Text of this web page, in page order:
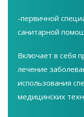
-первичной
санитарной
Включает в себя
лечение
использования
медицинских